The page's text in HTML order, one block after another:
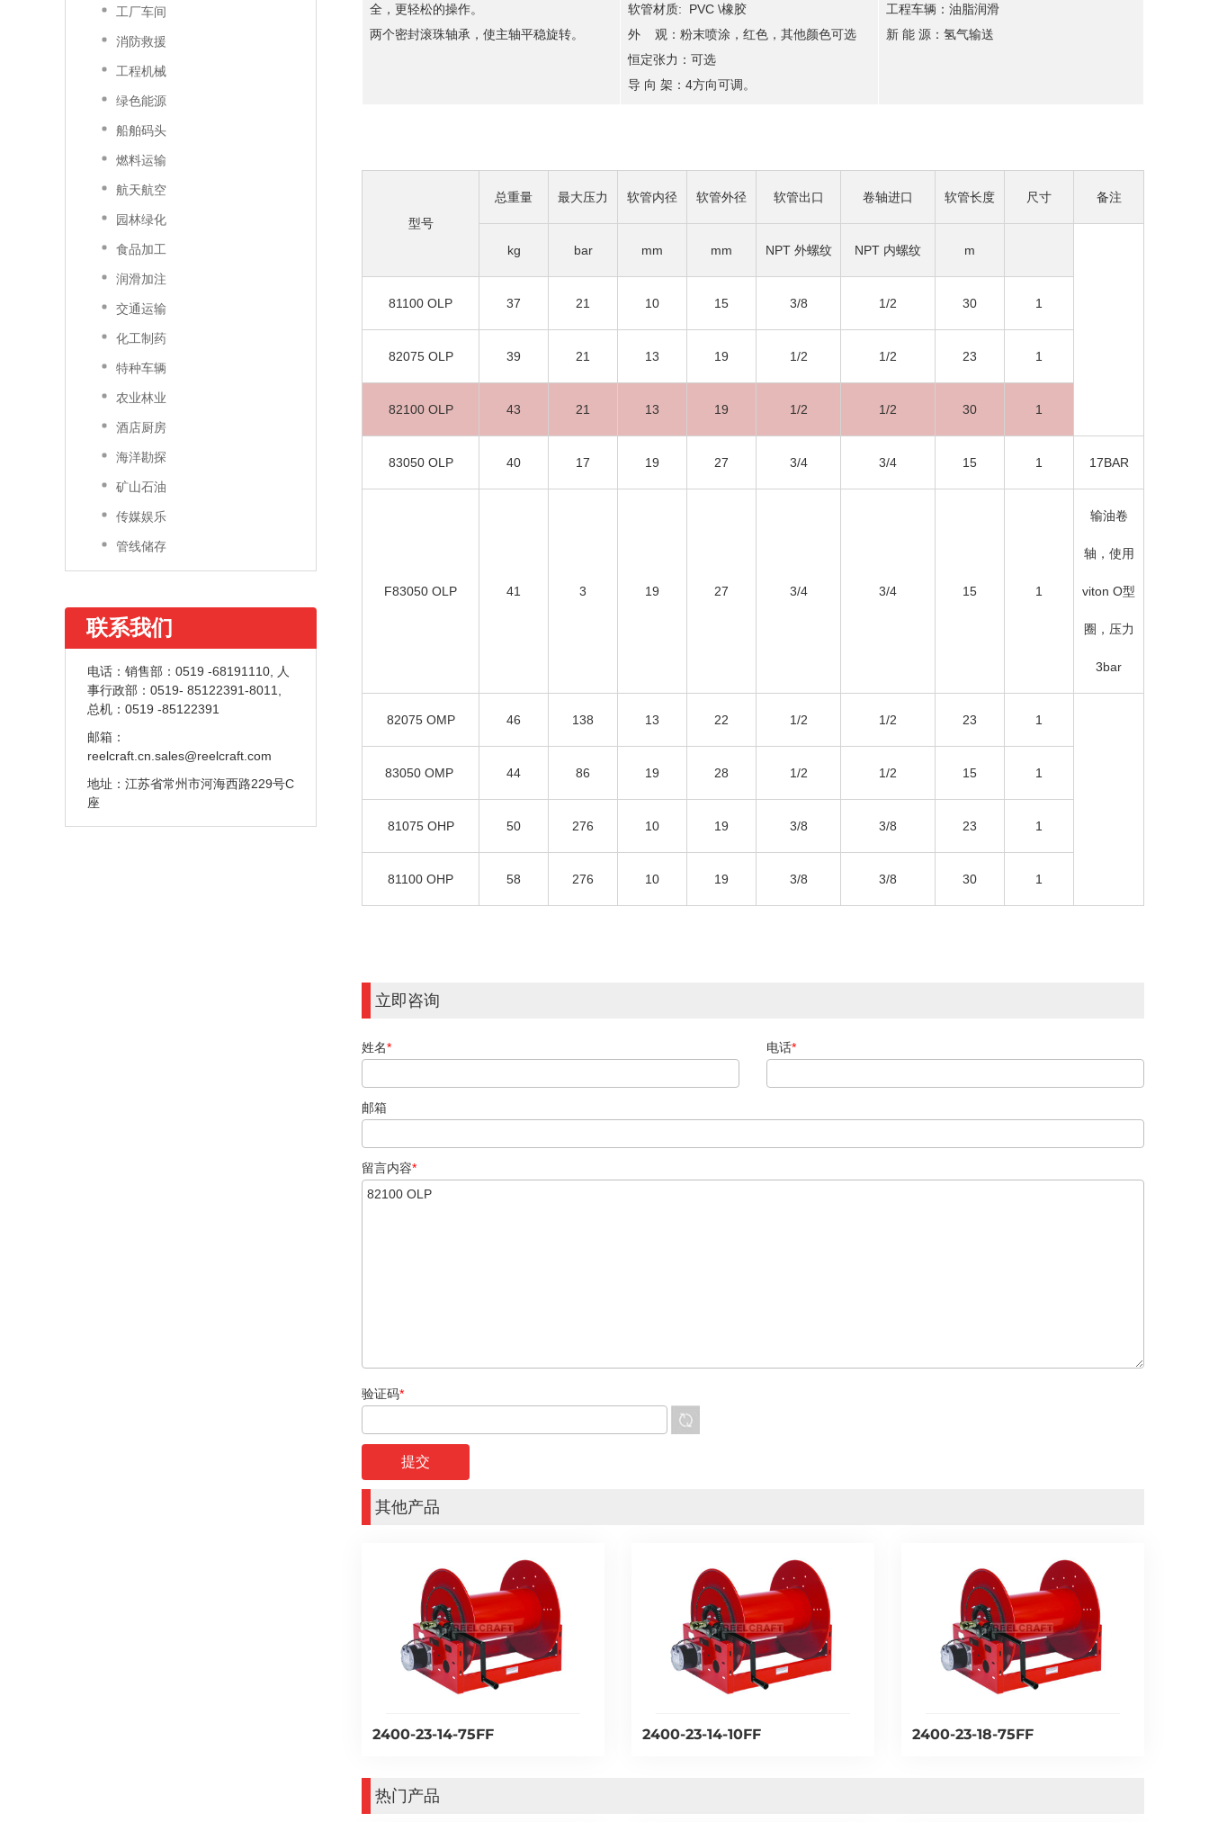
工厂车间
消防救援
工程机械
绿色能源
船舶码头
燃料运输
航天航空
园林绿化
食品加工
润滑加注
交通运输
化工制药
特种车辆
农业林业
酒店厨房
海洋勘探
矿山石油
传媒娱乐
管线储存
联系我们
电话： 销售部：0519 -68191110, 人
事行政部：0519- 85122391-8011,
总机：0519 -85122391
邮箱：
reelcraft.cn.sales@reelcraft.com
地址： 江苏省常州市河海西路229号C
座
全，更轻松的操作。
两个密封滚珠轴承，使主轴平稳旋转。
软管材质: PVC \橡胶
外 观：粉末喷涂，红色，其他颜色可选
恒定张力：可选
导 向 架：4方向可调。
工程车辆：油脂润滑
新 能 源：氢气输送
型号
总重量 最大压力 软管内径 软管外径 软管出口 卷轴进口 软管长度 尺寸 备注
kg bar mm mm NPT 外螺纹 NPT 内螺纹 m
81100 OLP 37 21 10 15 3/8 1/2 30 1
82075 OLP 39 21 13 19 1/2 1/2 23 1
82100 OLP 43 21 13 19 1/2 1/2 30 1
83050 OLP 40 17 19 27 3/4 3/4 15 1 17BAR
F83050 OLP 41 3 19 27 3/4 3/4 15 1
输油卷
轴，使用
viton O型
圈，压力
3bar
82075 OMP 46 138 13 22 1/2 1/2 23 1
83050 OMP 44 86 19 28 1/2 1/2 15 1
81075 OHP 50 276 10 19 3/8 3/8 23 1
81100 OHP 58 276 10 19 3/8 3/8 30 1
立即咨询
姓名* 电话*
邮箱
留言内容*
验证码*
其他产品
2400-23-14-75FF 2400-23-14-10FF 2400-23-18-75FF
热门产品